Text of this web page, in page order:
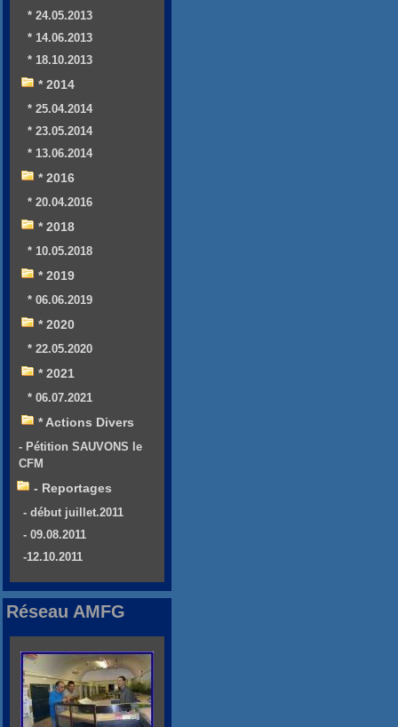
* 24.05.2013
* 14.06.2013
* 18.10.2013
* 2014
* 25.04.2014
* 23.05.2014
* 13.06.2014
* 2016
* 20.04.2016
* 2018
* 10.05.2018
* 2019
* 06.06.2019
* 2020
* 22.05.2020
* 2021
* 06.07.2021
* Actions Divers
- Pétition SAUVONS le
CFM
- Reportages
- début juillet.2011
- 09.08.2011
-12.10.2011
Réseau AMFG